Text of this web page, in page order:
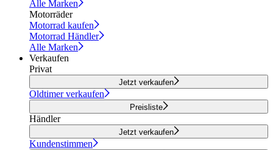
Alle Marken
Motorräder
Motorrad kaufen
Motorrad Händler
Alle Marken
Verkaufen
Privat
Jetzt verkaufen
Oldtimer verkaufen
Preisliste
Händler
Jetzt verkaufen
Kundenstimmen